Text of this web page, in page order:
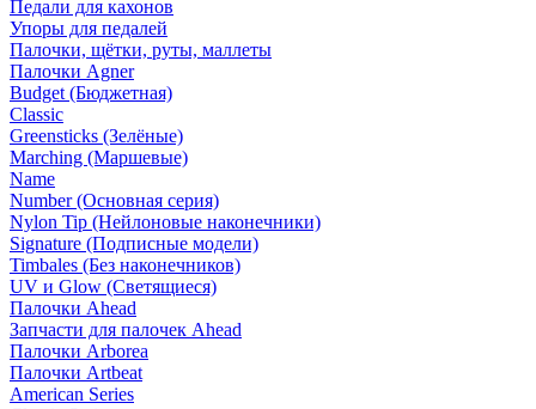
Педали для кахонов
Упоры для педалей
Палочки, щётки, руты, маллеты
Палочки Agner
Budget (Бюджетная)
Classic
Greensticks (Зелёные)
Marching (Маршевые)
Name
Number (Основная серия)
Nylon Tip (Нейлоновые наконечники)
Signature (Подписные модели)
Timbales (Без наконечников)
UV и Glow (Светящиеся)
Палочки Ahead
Запчасти для палочек Ahead
Палочки Arborea
Палочки Artbeat
American Series